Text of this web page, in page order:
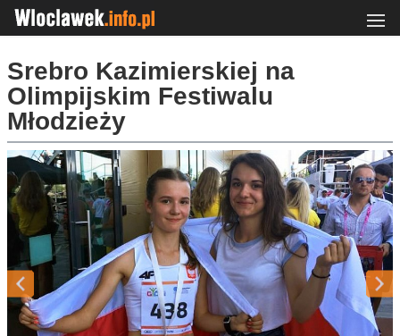
Srebro Kazimierskiej na
Olimpijskim Festiwalu
Młodzieży